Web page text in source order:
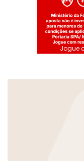
Jogue